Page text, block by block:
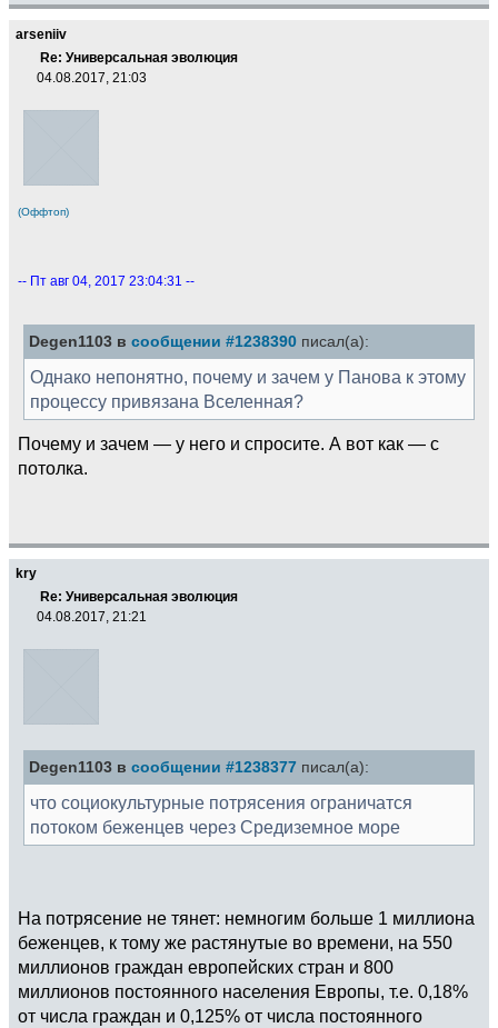
arseniiv
Re: Универсальная эволюция
04.08.2017, 21:03
(Оффтоп)
-- Пт авг 04, 2017 23:04:31 --
Degen1103 в сообщении #1238390 писал(а):
Однако непонятно, почему и зачем у Панова к этому
процессу привязана Вселенная?
Почему и зачем — у него и спросите. А вот как — с
потолка.
kry
Re: Универсальная эволюция
04.08.2017, 21:21
Degen1103 в сообщении #1238377 писал(а):
что социокультурные потрясения ограничатся
потоком беженцев через Средиземное море
На потрясение не тянет: немногим больше 1 миллиона
беженцев, к тому же растянутые во времени, на 550
миллионов граждан европейских стран и 800
миллионов постоянного населения Европы, т.е. 0,18%
от числа граждан и 0,125% от числа постоянного